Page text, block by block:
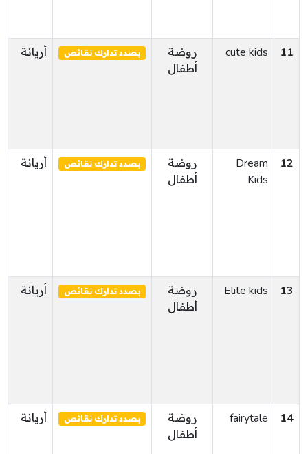
11
cute kids
روضة
أطفال
بصدد تدارك نقائص أريانة
12
Dream
Kids
روضة
أطفال
بصدد تدارك نقائص أريانة
13
Elite kids
روضة
أطفال
بصدد تدارك نقائص أريانة
14
fairytale
روضة
أطفال
بصدد تدارك نقائص أريانة